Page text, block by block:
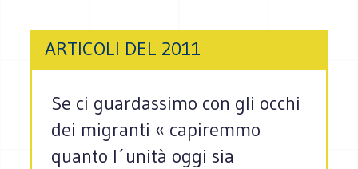
ARTICOLI DEL 2011
Se ci guardassimo con gli occhi
dei migranti « capiremmo
quanto l´unità oggi sia